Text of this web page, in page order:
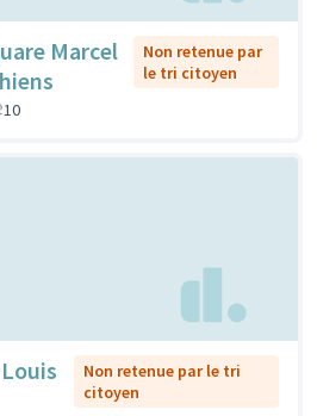
Marcel
Non retenue par
le tri citoyen
10
Non retenue par le tri
citoyen